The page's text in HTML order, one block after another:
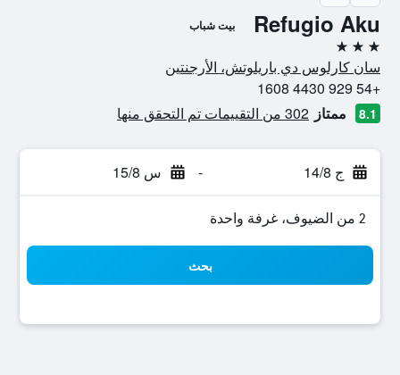
Refugio Aku بيت شباب
3 نجوم
سان كارلوس دي باريلوتش، الأرجنتين
+54 929 4430 1608
8.1 ممتاز 302 من التقييمات تم التحقق منها
ج 14/8 - س 15/8
2 من الضيوف، غرفة واحدة
بحث